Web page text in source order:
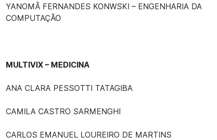
YANOMÃ FERNANDES KONWSKI – ENGENHARIA DA
COMPUTAÇÃO
MULTIVIX – MEDICINA
ANA CLARA PESSOTTI TATAGIBA
CAMILA CASTRO SARMENGHI
CARLOS EMANUEL LOUREIRO DE MARTINS